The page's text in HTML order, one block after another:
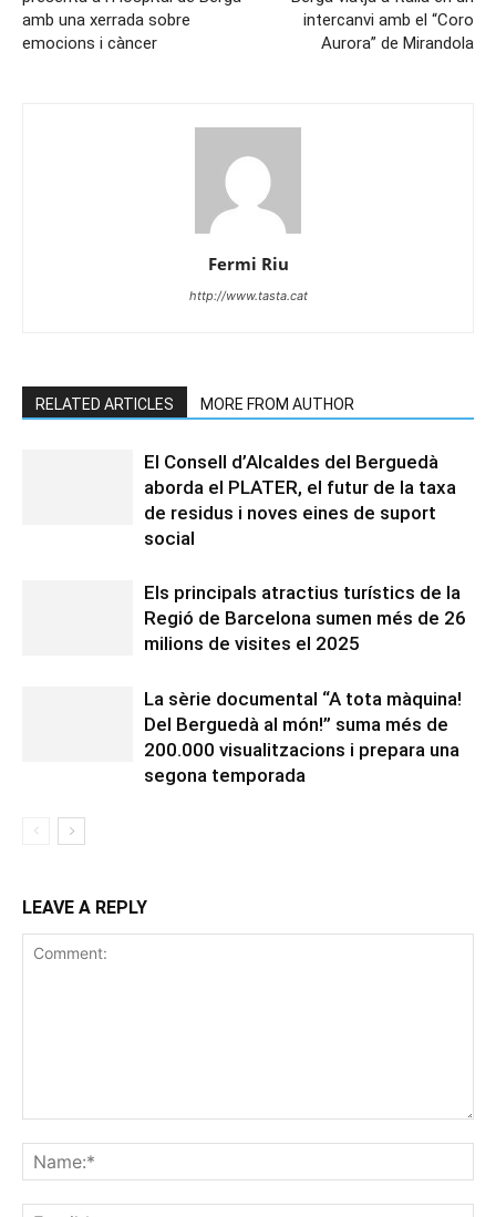
amb una xerrada sobre
emocions i càncer
intercanvi amb el “Coro
Aurora” de Mirandola
Fermi Riu
http://www.tasta.cat
RELATED ARTICLES MORE FROM AUTHOR
El Consell d’Alcaldes del Berguedà
aborda el PLATER, el futur de la taxa
de residus i noves eines de suport
social
Els principals atractius turístics de la
Regió de Barcelona sumen més de 26
milions de visites el 2025
La sèrie documental “A tota màquina!
Del Berguedà al món!” suma més de
200.000 visualitzacions i prepara una
segona temporada
LEAVE A REPLY